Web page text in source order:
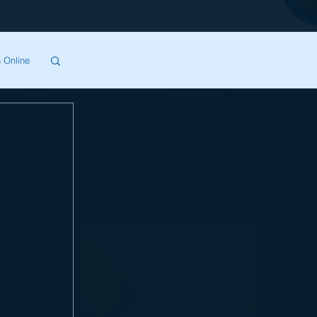
Online